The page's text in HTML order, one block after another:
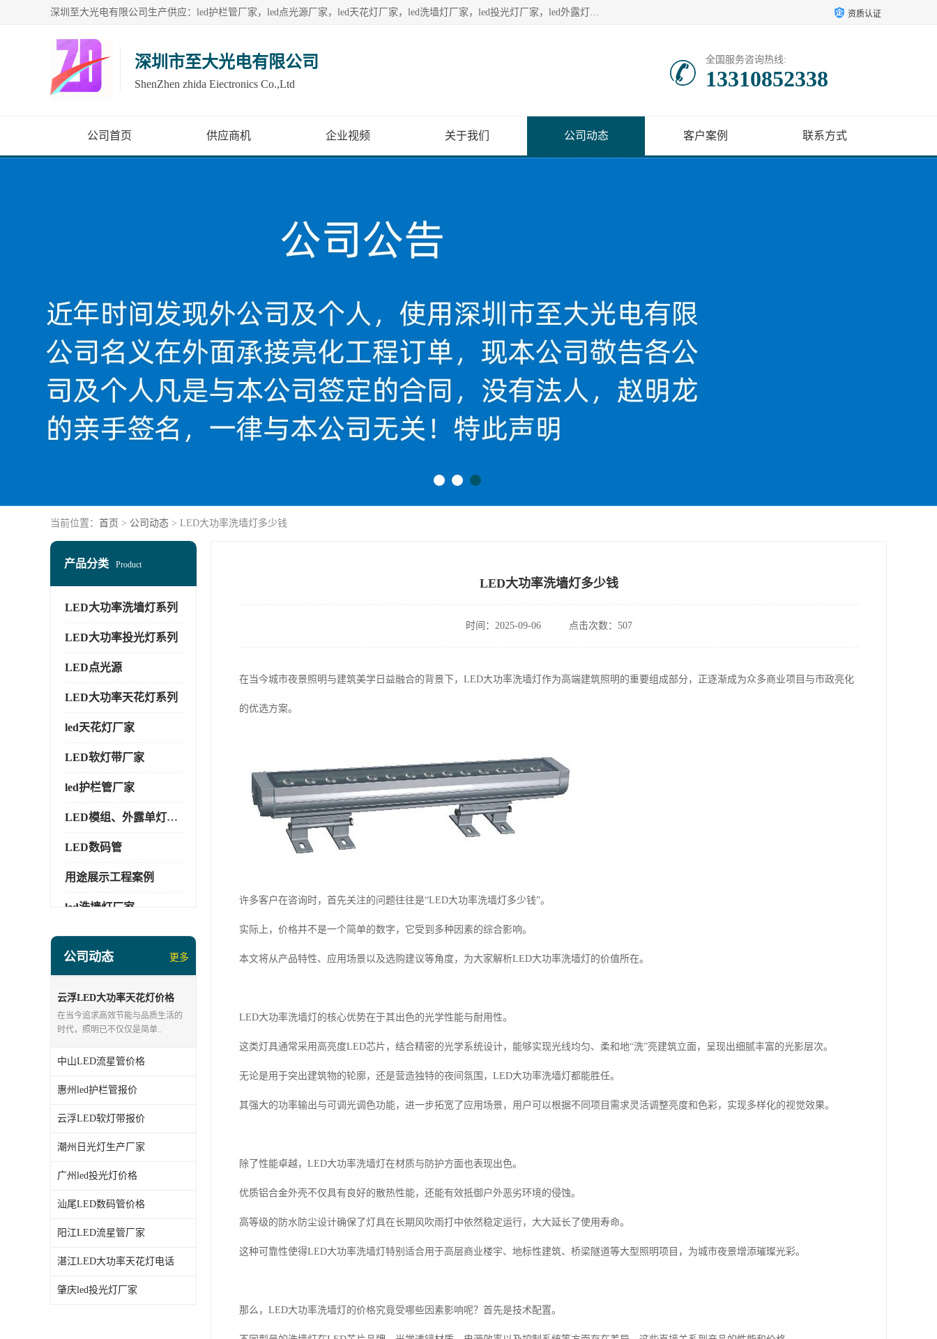
深圳至大光电有限公司生产供应：led护栏管厂家，led点光源厂家，led天花灯厂家，led洗墙灯厂家，led投光灯厂家，led外露灯串厂家， led模组厂家，led控制器厂家，led流星管厂家，led灯带厂家专业生产LED广告招牌照明灯具。 资质认证
深圳市至大光电有限公司
ShenZhen zhida Eiectronics Co.,Ltd
全国服务咨询热线:
13310852338
公司首页 供应商机 企业视频 关于我们 公司动态 客户案例 联系方式
当前位置： 首页 > 公司动态 > LED大功率洗墙灯多少钱
产品分类 Product
LED大功率洗墙灯系列
LED大功率投光灯系列
LED点光源
LED大功率天花灯系列
led天花灯厂家
LED软灯带厂家
led护栏管厂家
LED模组、外露单灯系列
LED数码管
用途展示工程案例
led洗墙灯厂家
led投光灯厂家
LED流星管系列
led点光源厂家
公司动态 更多
云浮LED大功率天花灯价格
在当今追求高效节能与品质生活的
时代，照明已不仅仅是简单..
中山LED流星管价格
惠州led护栏管报价
云浮LED软灯带报价
潮州日光灯生产厂家
广州led投光灯价格
汕尾LED数码管价格
阳江LED流星管厂家
湛江LED大功率天花灯电话
肇庆led投光灯厂家
LED大功率洗墙灯多少钱
时间：2025-09-06 点击次数：507
在当今城市夜景照明与建筑美学日益融合的背景下，LED大功率洗墙灯作为高端建筑照明的重要组成部分，正逐渐成为众多商业项目与市政亮化
的优选方案。
许多客户在咨询时，首先关注的问题往往是“LED大功率洗墙灯多少钱”。
实际上，价格并不是一个简单的数字，它受到多种因素的综合影响。
本文将从产品特性、应用场景以及选购建议等角度，为大家解析LED大功率洗墙灯的价值所在。
LED大功率洗墙灯的核心优势在于其出色的光学性能与耐用性。
这类灯具通常采用高亮度LED芯片，结合精密的光学系统设计，能够实现光线均匀、柔和地“洗”亮建筑立面，呈现出细腻丰富的光影层次。
无论是用于突出建筑物的轮廓，还是营造独特的夜间氛围，LED大功率洗墙灯都能胜任。
其强大的功率输出与可调光调色功能，进一步拓宽了应用场景，用户可以根据不同项目需求灵活调整亮度和色彩，实现多样化的视觉效果。
除了性能卓越，LED大功率洗墙灯在材质与防护方面也表现出色。
优质铝合金外壳不仅具有良好的散热性能，还能有效抵御户外恶劣环境的侵蚀。
高等级的防水防尘设计确保了灯具在长期风吹雨打中依然稳定运行，大大延长了使用寿命。
这种可靠性使得LED大功率洗墙灯特别适合用于高层商业楼宇、地标性建筑、桥梁隧道等大型照明项目，为城市夜景增添璀璨光彩。
那么，LED大功率洗墙灯的价格究竟受哪些因素影响呢？首先是技术配置。